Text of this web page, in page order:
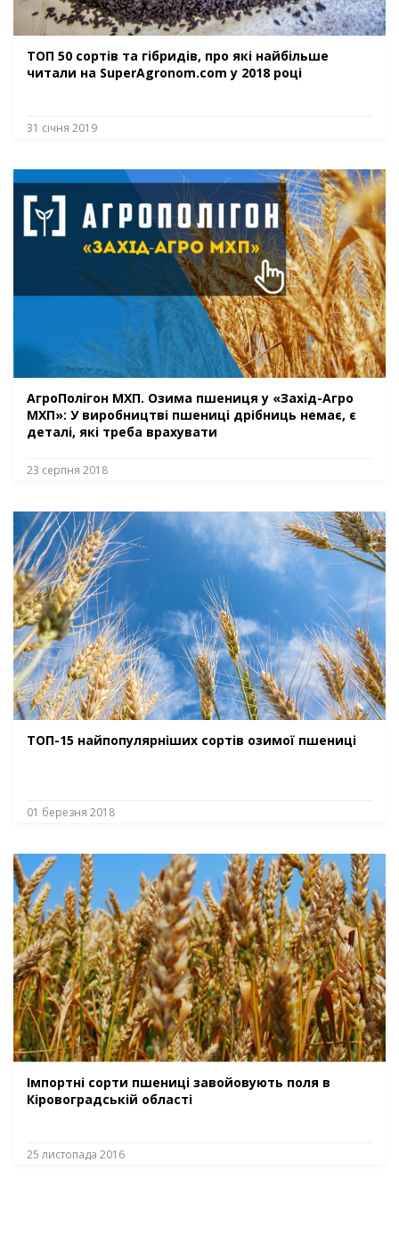
ТОП 50 сортів та гібридів, про які найбільше
читали на SuperAgronom.com у 2018 році
31 січня 2019
АгроПолігон МХП. Озима пшениця у «Захід-Агро
МХП»: У виробництві пшениці дрібниць немає, є
деталі, які треба врахувати
23 серпня 2018
ТОП-15 найпопулярніших сортів озимої пшениці
01 березня 2018
Імпортні сорти пшениці завойовують поля в
Кіровоградській області
25 листопада 2016